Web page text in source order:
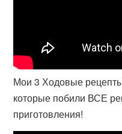
Мои 3 Ходовые
которые побили ВСЕ
приготовления!